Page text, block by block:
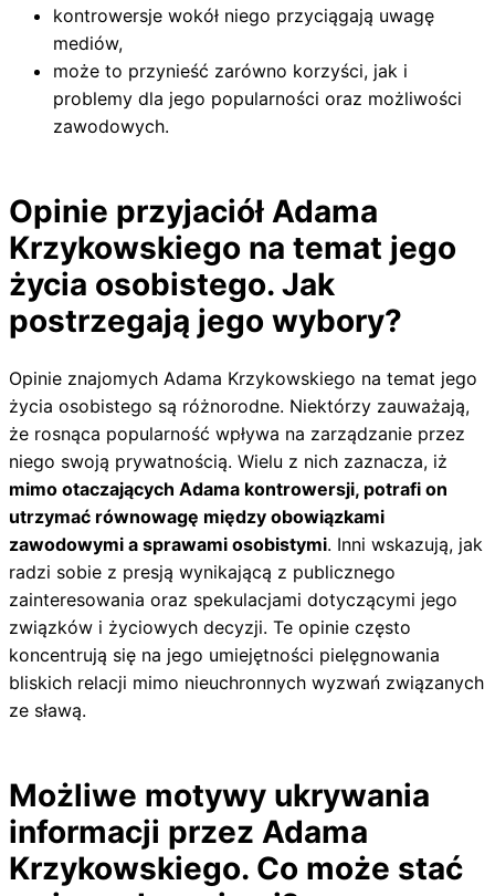
kontrowersje wokół niego przyciągają uwagę
mediów,
może to przynieść zarówno korzyści, jak i
problemy dla jego popularności oraz możliwości
zawodowych.
Opinie przyjaciół Adama
Krzykowskiego na temat jego
życia osobistego. Jak
postrzegają jego wybory?
Opinie znajomych Adama Krzykowskiego na temat jego
życia osobistego są różnorodne. Niektórzy zauważają,
że rosnąca popularność wpływa na zarządzanie przez
niego swoją prywatnością. Wielu z nich zaznacza, iż
mimo otaczających Adama kontrowersji, potrafi on
utrzymać równowagę między obowiązkami
zawodowymi a sprawami osobistymi. Inni wskazują, jak
radzi sobie z presją wynikającą z publicznego
zainteresowania oraz spekulacjami dotyczącymi jego
związków i życiowych decyzji. Te opinie często
koncentrują się na jego umiejętności pielęgnowania
bliskich relacji mimo nieuchronnych wyzwań związanych
ze sławą.
Możliwe motywy ukrywania
informacji przez Adama
Krzykowskiego. Co może stać